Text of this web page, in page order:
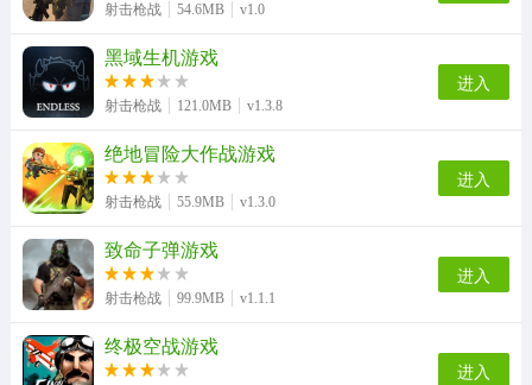
射击枪战 54.6MB v1.0
黑域生机游戏
射击枪战 121.0MB v1.3.8
进入
绝地冒险大作战游戏
射击枪战 55.9MB v1.3.0
进入
致命子弹游戏
射击枪战 99.9MB v1.1.1
进入
终极空战游戏
进入